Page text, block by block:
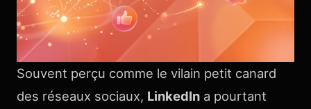
Souvent perçu comme le vilain petit canard
des réseaux sociaux, LinkedIn a pourtant